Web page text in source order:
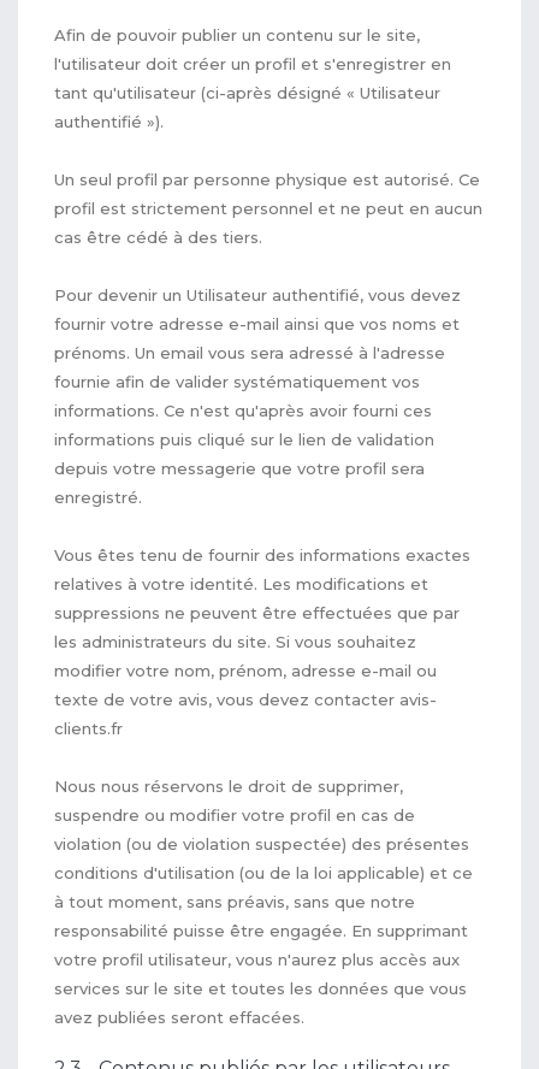
Afin de pouvoir publier un contenu sur le site,
l'utilisateur doit créer un profil et s'enregistrer en
tant qu'utilisateur (ci-après désigné « Utilisateur
authentifié »).
Un seul profil par personne physique est autorisé. Ce
profil est strictement personnel et ne peut en aucun
cas être cédé à des tiers.
Pour devenir un Utilisateur authentifié, vous devez
fournir votre adresse e-mail ainsi que vos noms et
prénoms. Un email vous sera adressé à l'adresse
fournie afin de valider systématiquement vos
informations. Ce n'est qu'après avoir fourni ces
informations puis cliqué sur le lien de validation
depuis votre messagerie que votre profil sera
enregistré.
Vous êtes tenu de fournir des informations exactes
relatives à votre identité. Les modifications et
suppressions ne peuvent être effectuées que par
les administrateurs du site. Si vous souhaitez
modifier votre nom, prénom, adresse e-mail ou
texte de votre avis, vous devez contacter avis-
clients.fr
Nous nous réservons le droit de supprimer,
suspendre ou modifier votre profil en cas de
violation (ou de violation suspectée) des présentes
conditions d'utilisation (ou de la loi applicable) et ce
à tout moment, sans préavis, sans que notre
responsabilité puisse être engagée. En supprimant
votre profil utilisateur, vous n'aurez plus accès aux
services sur le site et toutes les données que vous
avez publiées seront effacées.